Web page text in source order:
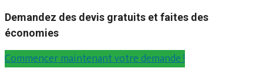
Demandez des devis gratuits et faites des
économies
Commencer maintenant votre demande !